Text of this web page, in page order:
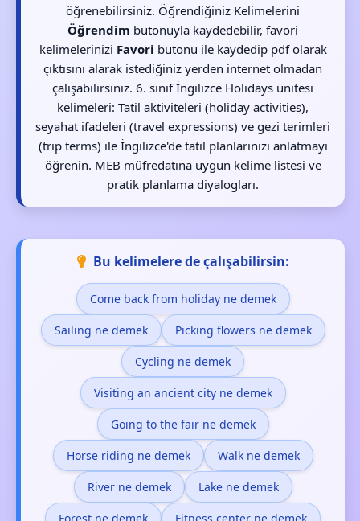
öğrenebilirsiniz. Öğrendiğiniz Kelimelerini
Öğrendim butonuyla kaydedebilir, favori
kelimelerinizi Favori butonu ile kaydedip pdf olarak
çıktısını alarak istediğiniz yerden internet olmadan
çalışabilirsiniz. 6. sınıf İngilizce Holidays ünitesi
kelimeleri: Tatil aktiviteleri (holiday activities),
seyahat ifadeleri (travel expressions) ve gezi terimleri
(trip terms) ile İngilizce'de tatil planlarınızı anlatmayı
öğrenin. MEB müfredatına uygun kelime listesi ve
pratik planlama diyalogları.
Bu kelimelere de çalışabilirsin:
Come back from holiday ne demek
Sailing ne demek Picking flowers ne demek
Cycling ne demek
Visiting an ancient city ne demek
Going to the fair ne demek
Horse riding ne demek Walk ne demek
River ne demek Lake ne demek